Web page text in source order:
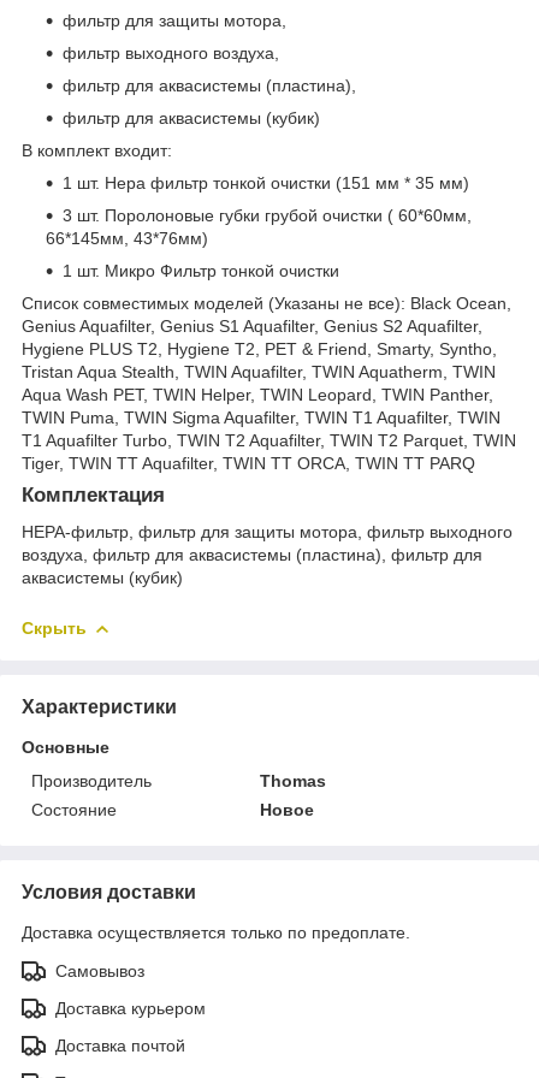
фильтр для защиты мотора,
фильтр выходного воздуха,
фильтр для аквасистемы (пластина),
фильтр для аквасистемы (кубик)
В комплект входит:
1 шт. Hepa фильтр тонкой очистки (151 мм * 35 мм)
3 шт. Поролоновые губки грубой очистки ( 60*60мм,
66*145мм, 43*76мм)
1 шт. Микро Фильтр тонкой очистки
Список совместимых моделей (Указаны не все): Black Ocean,
Genius Aquafilter, Genius S1 Aquafilter, Genius S2 Aquafilter,
Hygiene PLUS T2, Hygiene T2, PET & Friend, Smarty, Syntho,
Tristan Aqua Stealth, TWIN Aquafilter, TWIN Aquatherm, TWIN
Aqua Wash PET, TWIN Helper, TWIN Leopard, TWIN Panther,
TWIN Puma, TWIN Sigma Aquafilter, TWIN T1 Aquafilter, TWIN
T1 Aquafilter Turbo, TWIN T2 Aquafilter, TWIN T2 Parquet, TWIN
Tiger, TWIN TT Aquafilter, TWIN TT ORCA, TWIN TT PARQ
Комплектация
HEPA-фильтр, фильтр для защиты мотора, фильтр выходного
воздуха, фильтр для аквасистемы (пластина), фильтр для
аквасистемы (кубик)
Скрыть
Характеристики
Основные
Производитель
Thomas
Состояние
Новое
Условия доставки
Доставка осуществляется только по предоплате.
Самовывоз
Доставка курьером
Доставка почтой